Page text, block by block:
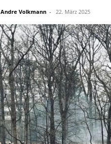
Andre Volkmann - 22. März 2025